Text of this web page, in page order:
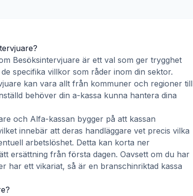
?
Besöksintervjuare är ett val som ger trygghet
specifika villkor som råder inom din sektor.
kan vara allt från kommuner och regioner till
behöver din a-kassa kunna hantera dina
och Alfa-kassan bygger på att kassan
innebär att deras handläggare vet precis vilka
arbetslöshet. Detta kan korta ner
ersättning från första dagen. Oavsett om du har
har ett vikariat, så är en branschinriktad kassa
?